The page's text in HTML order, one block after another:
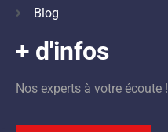
Blog
+ d'infos
Nos experts à votre écoute !